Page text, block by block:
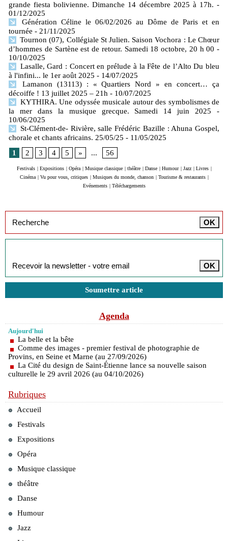
grande fiesta bolivienne. Dimanche 14 décembre 2025 à 17h. -
01/12/2025
Génération Céline le 06/02/2026 au Dôme de Paris et en
tournée - 21/11/2025
Tournon (07), Collégiale St Julien. Saison Vochora : Le Chœur
d’hommes de Sartène est de retour. Samedi 18 octobre, 20 h 00 -
10/10/2025
Lasalle, Gard : Concert en prélude à la Fête de l’Alto Du bleu
à l'infini... le 1er août 2025 - 14/07/2025
Lamanon (13113) : « Quartiers Nord » en concert… ça
décoiffe ! 13 juillet 2025 – 21h - 10/07/2025
KYTHIRA. Une odyssée musicale autour des symbolismes de
la mer dans la musique grecque. Samedi 14 juin 2025
-
10/06/2025
St-Clément-de- Rivière, salle Frédéric Bazille : Ahuna Gospel,
chorale et chants africains. 25/05/25 - 11/05/2025
1
2 3 4 5 » ... 56
Festivals Expositions Opéra Musique classique théâtre Danse Humour Jazz Livres
Cinéma
Vu pour vous, critiques Musiques du monde, chanson Tourisme & restaurants
Evénements
Téléchargements
Soumettre article
Agenda
Aujourd'hui
La belle et la bête
Comme des images - premier festival de photographie de
Provins, en Seine et Marne (au 27/09/2026)
La Cité du design de Saint-Étienne lance sa nouvelle saison
culturelle le 29 avril 2026 (au 04/10/2026)
Rubriques
Accueil
Festivals
Expositions
Opéra
Musique classique
théâtre
Danse
Humour
Jazz